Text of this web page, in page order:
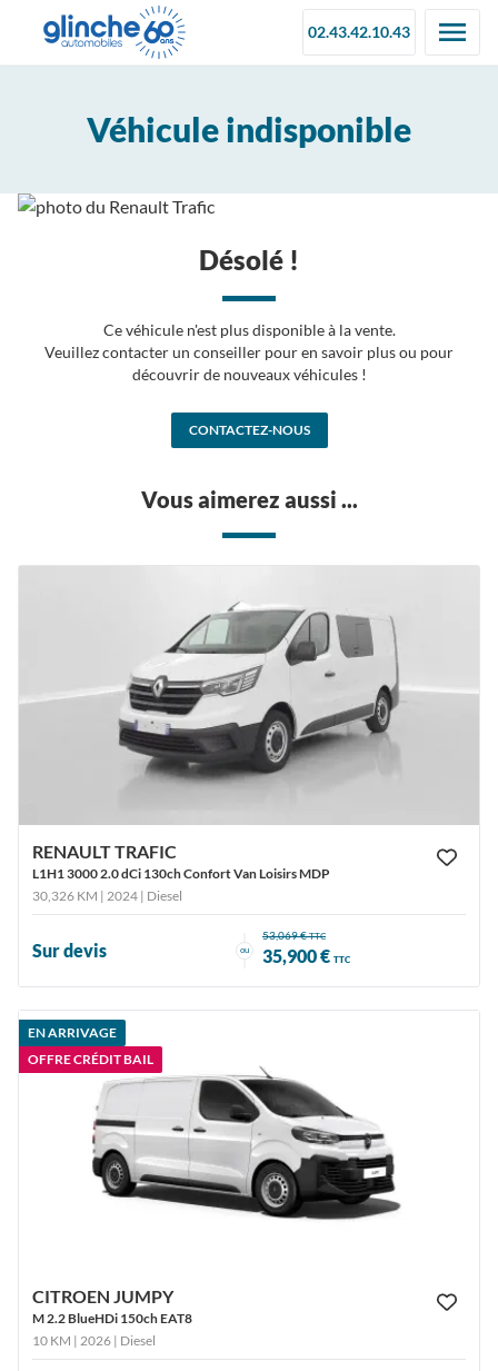
02.43.42.10.43
Véhicule indisponible
Désolé !
Ce véhicule n'est plus disponible à la vente.
Veuillez contacter un conseiller pour en savoir plus ou pour
découvrir de nouveaux véhicules !
CONTACTEZ-NOUS
Vous aimerez aussi ...
RENAULT TRAFIC
L1H1 3000 2.0 dCi 130ch Confort Van Loisirs MDP
30,326 KM | 2024 | Diesel
Sur devis ou
53,069 €TTC
35,900 € TTC
EN ARRIVAGE
OFFRE CRÉDIT BAIL
CITROEN JUMPY
M 2.2 BlueHDi 150ch EAT8
10 KM | 2026 | Diesel